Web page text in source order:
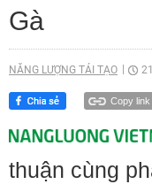
Gà
NĂNG LƯỢNG TÁI TẠO
Copy link
thuận cùng